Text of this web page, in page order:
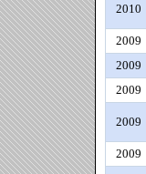
2010
2009
2009
2009
2009
2009